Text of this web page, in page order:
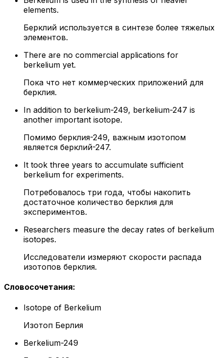
elements.
Берклий используется в синтезе более тяжелых
элементов.
There are no commercial applications for
berkelium yet.
Пока что нет коммерческих приложений для
берклия.
In addition to berkelium-249, berkelium-247 is
another important isotope.
Помимо берклия-249, важным изотопом
является берклий-247.
It took three years to accumulate sufficient
berkelium for experiments.
Потребовалось три года, чтобы накопить
достаточное количество берклия для
экспериментов.
Researchers measure the decay rates of berkelium
isotopes.
Исследователи измеряют скорости распада
изотопов берклия.
Словосочетания:
Isotope of Berkelium
Изотоп Берлия
Berkelium-249